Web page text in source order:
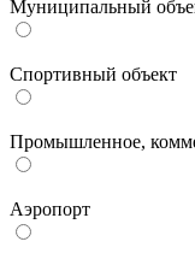
Муниципальный
Спортивный объект
Промышленное,
Аэропорт